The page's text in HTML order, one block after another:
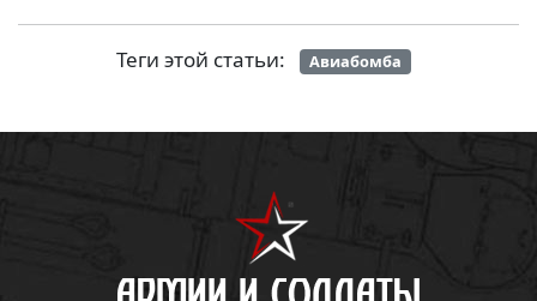
Теги этой статьи: Авиабомба